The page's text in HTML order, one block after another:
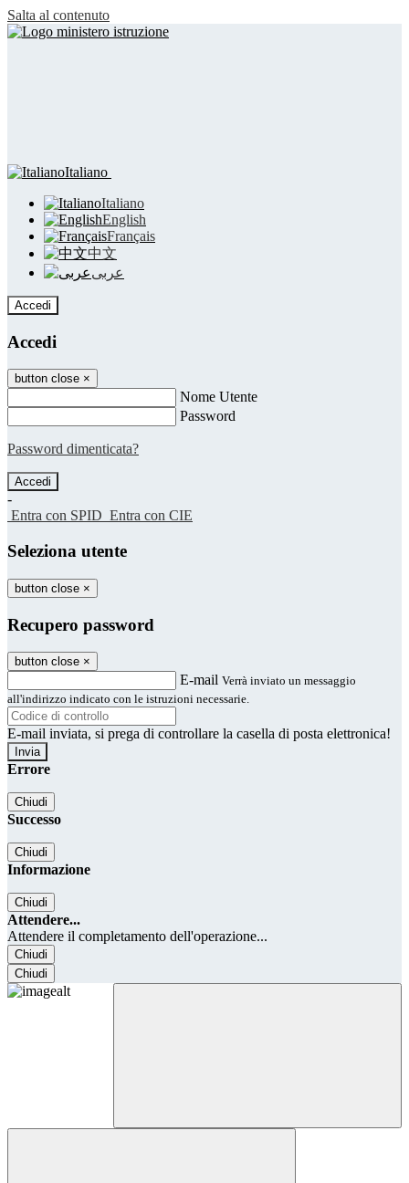
Salta al contenuto
Italiano
Italiano
English
Français
中文
عربى
Accedi
Accedi
button close ×
Nome Utente
Password
Password dimenticata?
-
Entra con SPID Entra con CIE
Seleziona utente
button close ×
Recupero password
button close ×
E-mail Verrà inviato un messaggio
all'indirizzo indicato con le istruzioni necessarie.
E-mail inviata, si prega di controllare la casella di posta elettronica!
Errore
Chiudi
Successo
Chiudi
Informazione
Chiudi
Attendere...
Attendere il completamento dell'operazione...
Chiudi
Chiudi